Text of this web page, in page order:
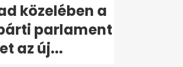
közelében a
parlament
az új...